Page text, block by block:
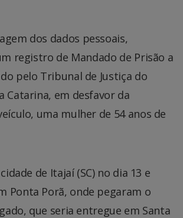
dos dados pessoais,
registro de Mandado de Prisão a
pelo Tribunal de Justiça do
Catarina, em desfavor da
uma mulher de 54 anos de
de Itajaí (SC) no dia 13 e
Ponta Porã, onde pegaram o
que seria entregue em Santa